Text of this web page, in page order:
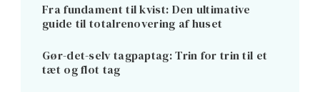
Fra fundament til kvist: Den ultimative
guide til totalrenovering af huset
Gør-det-selv tagpaptag: Trin for trin til et
tæt og flot tag